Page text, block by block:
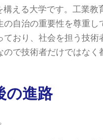
える大学です。工業教
自治の重要性を尊重
おり、社会を担う技術
で技術者だけではな
の進路